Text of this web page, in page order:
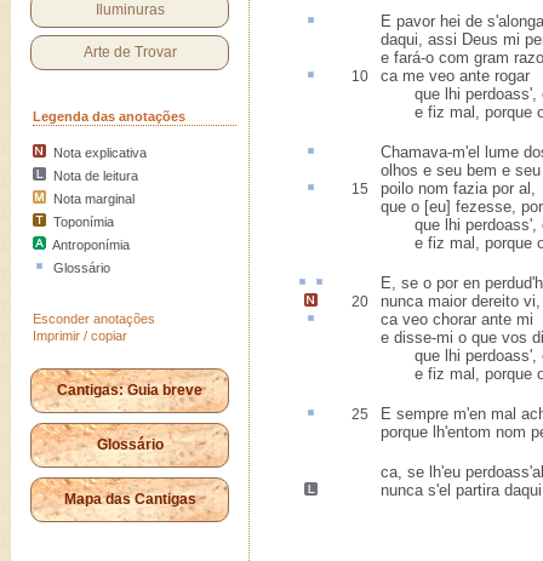
Iluminuras
Arte de Trovar
Legenda das anotações
Nota explicativa
Nota de leitura
Nota marginal
Toponímia
Antroponímia
Glossário
Esconder anotações
Imprimir / copiar
Cantigas: Guia breve
Glossário
Mapa das Cantigas
E pavor hei de
daqui, assi Deus mi
e fará-o com gram
10 ca me veo ante rogar
que lhi perdoass',
e fiz mal, porque o
Chamava-m'el lume
olhos e seu bem e
15 poilo nom fazia por al ,
que o [eu] fezesse,
que lhi perdoass',
e fiz mal, porque o
E, se o por en perdud
20 nunca maior dereito vi,
caveo chorar ante mi
e disse-mi o que vos
que lhi perdoass',
e fiz mal, porque o
25 E sempre m'en mal
porque lh'entom nom
ca, se lh'eu
nunca s'el partira daqui